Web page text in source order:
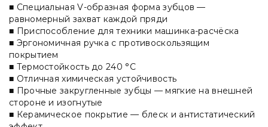
■ Специальная V-образная форма зубцов —
равномерный захват каждой пряди
■ Приспособление для техники машинка-расчёска
■ Эргономичная ручка с противоскользящим
покрытием
■ Термостойкость до 240 °C
■ Отличная химическая устойчивость
■ Прочные закругленные зубцы — мягкие на внешней
стороне и изогнутые
■ Керамическое покрытие — блеск и антистатический